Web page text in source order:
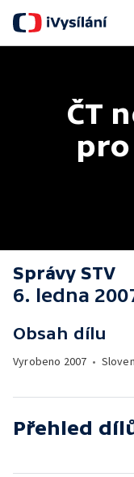
ČT
pro
Správy STV
6. ledna
Obsah dílu
Vyrobeno 2007 •
Přehled